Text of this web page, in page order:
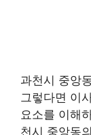
과천시 중앙
그렇다면 이
요소를 이해
천시 중앙동